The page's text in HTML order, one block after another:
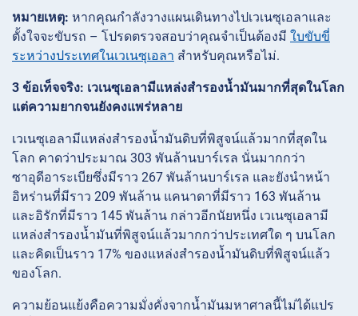
หมายเหตุ: หากคุณกำลังวางแผนเดินทางไปเวเนซุเอลาและ
ตั้งใจจะขับรถ – โปรดตรวจสอบว่าคุณจำเป็นต้องมี ใบขับขี่
ระหว่างประเทศในเวเนซุเอลา สำหรับคุณหรือไม่.
3 ข้อเท็จจริง: เวเนซุเอลามีแหล่งสำรองน้ำมันมากที่สุดในโลก
แต่ความยากจนยังคงแพร่หลาย
เวเนซุเอลามีแหล่งสำรองน้ำมันดิบที่พิสูจน์แล้วมากที่สุดใน
โลก คาดว่าประมาณ 303 พันล้านบาร์เรล นั่นมากกว่า
ซาอุดีอาระเบียซึ่งมีราว 267 พันล้านบาร์เรล และยังนำหน้า
อิหร่านที่มีราว 209 พันล้าน แคนาดาที่มีราว 163 พันล้าน
และอิรักที่มีราว 145 พันล้าน กล่าวอีกนัยหนึ่ง เวเนซุเอลามี
แหล่งสำรองน้ำมันที่พิสูจน์แล้วมากกว่าประเทศใด ๆ บนโลก
และคิดเป็นราว 17% ของแหล่งสำรองน้ำมันดิบที่พิสูจน์แล้ว
ของโลก.
ความย้อนแย้งคือความมั่งคั่งจากน้ำมันมหาศาลนี้ไม่ได้แปร